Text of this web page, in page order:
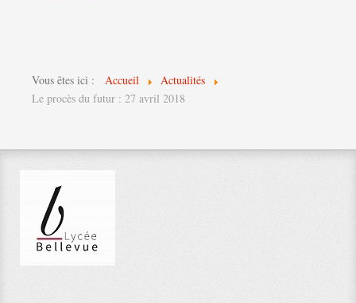
Vous êtes ici : Accueil
Actualités
Le procès du futur : 27 avril 2018